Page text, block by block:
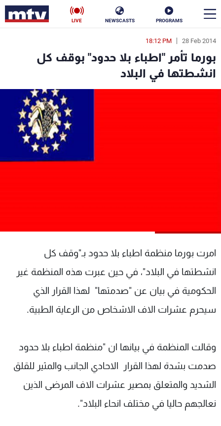
PROGRAMS
NEWSCASTS
LIVE
28 Feb 2014
18:12 PM
بورما تأمر "اطباء بلا حدود" بوقف كل
انشطتها في البلاد
امرت بورما منظمة اطباء بلا حدود بـ"وقف كل
انشطتها في البلاد"، في حين عبرت هذه المنظمة غير
الحكومية في بيان عن "صدمتها" لهذا القرار الذي
سيحرم عشرات الاف الاشخاص من الرعاية الطبية.
وقالت المنظمة في بيانها ان "منظمة اطباء بلا حدود
صدمت بشدة لهذا القرار الاحادي الجانب والمثير للقلق
الشديد والمتعلق بمصير عشرات الاف المرضى الذين
نعالجهم حاليا في مختلف انحاء البلاد".
en
الأخبار
سياسة ناس
شاهد البرامج
الإنـتـاج
لاعلاناتكم
وظائف
تواصل معنا
سياسة الخصوصية